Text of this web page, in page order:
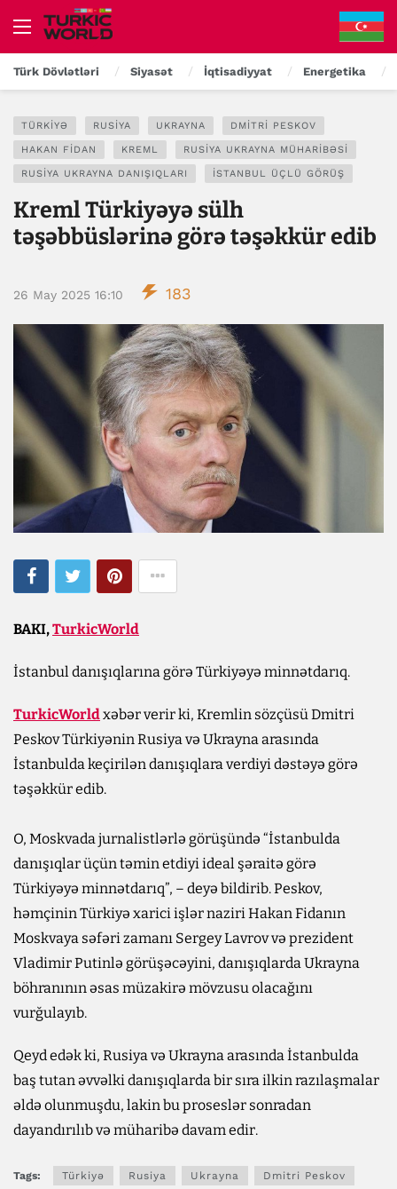
Türk Dövlətləri Siyasət İqtisadiyyat Energetika
TÜRKIYƏ RUSIYA UKRAYNA DMITRI PESKOV
HAKAN FIDAN KREML RUSIYA UKRAYNA MÜHARIBƏSI
RUSIYA UKRAYNA DANIŞIQLARI İSTANBUL ÜÇLÜ GÖRÜŞ
Kreml Türkiyəyə sülh
təşəbbüslərinə görə təşəkkür edib
26 May 2025 16:10 183
BAKI,TurkicWorld
İstanbul danışıqlarına görə Türkiyəyə minnətdarıq.
TurkicWorldxəbər verir ki, Kremlin sözçüsü Dmitri
Peskov Türkiyənin Rusiya və Ukrayna arasında
İstanbulda keçirilən danışıqlara verdiyi dəstəyə görə
təşəkkür edib.
O, Moskvada jurnalistlərlə görüşündə “İstanbulda
danışıqlar üçün təmin etdiyi ideal şəraitə görə
Türkiyəyə minnətdarıq”, – deyə bildirib. Peskov,
həmçinin Türkiyə xarici işlər naziri Hakan Fidanın
Moskvaya səfəri zamanı Sergey Lavrov və prezident
Vladimir Putinlə görüşəcəyini, danışıqlarda Ukrayna
böhranının əsas müzakirə mövzusu olacağını
vurğulayıb.
Qeyd edək ki, Rusiya və Ukrayna arasında İstanbulda
baş tutan əvvəlki danışıqlarda bir sıra ilkin razılaşmalar
əldə olunmuşdu, lakin bu proseslər sonradan
dayandırılıb və müharibə davam edir.
Tags: Türkiyə Rusiya Ukrayna
Dmitri Peskov